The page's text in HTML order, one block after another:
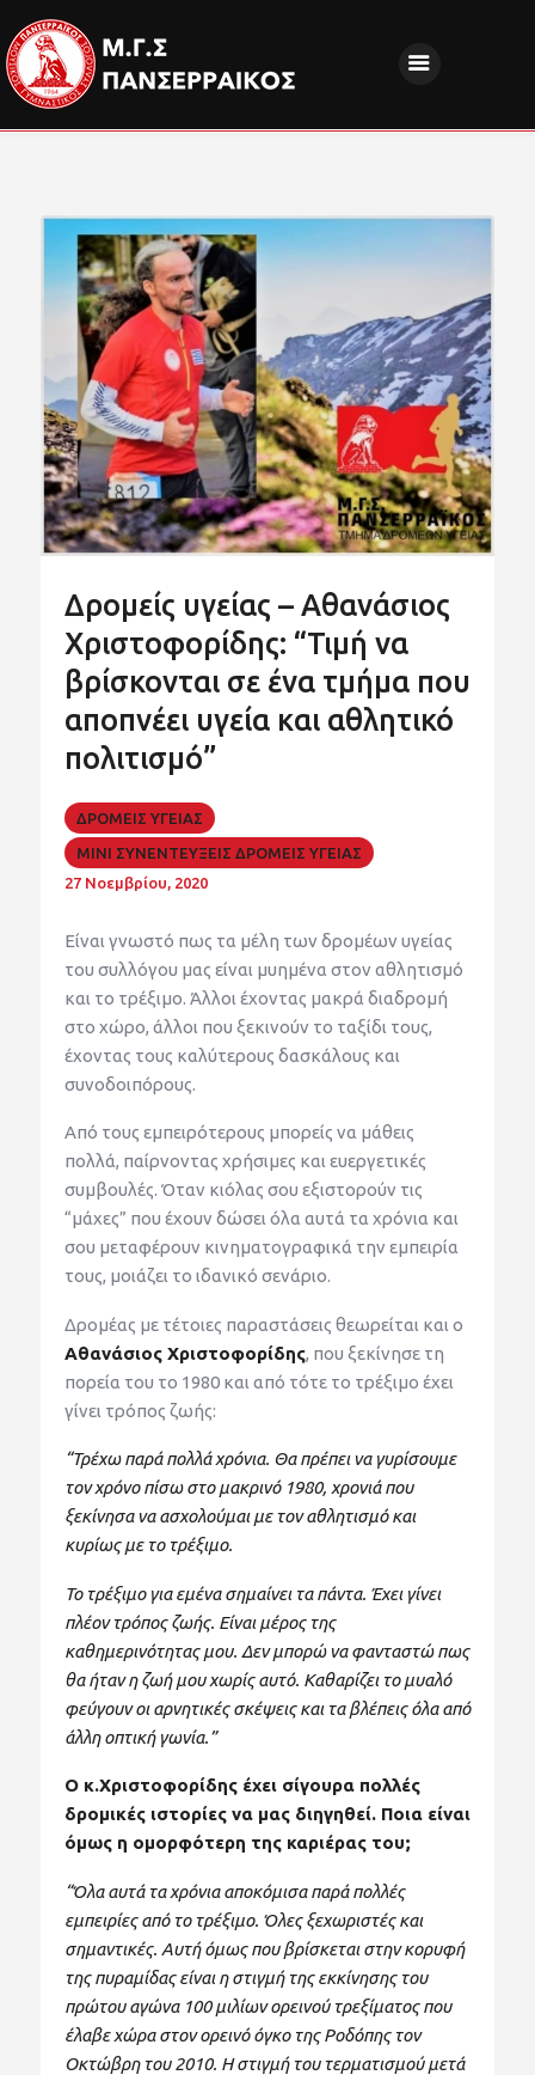
ΑΚΑΔΗΜΙΕΣ
ΦΙΛΑΘΛΟΙ
EUROPEAN PROGRAMS
ΚΟΙΝΩΝΙΚΗ ΕΥΘΥΝΗ
ΧΟΡΗΓΟΙ
FANZONE
Δρομείς υγείας – Αθανάσιος
Χριστοφορίδης: “Τιμή να
βρίσκονται σε ένα τμήμα που
αποπνέει υγεία και αθλητικό
πολιτισμό”
ΔΡΟΜΕΙΣ ΥΓΕΙΑΣ
ΜΙΝΙ ΣΥΝΕΝΤΕΥΞΕΙΣ ΔΡΟΜΕΙΣ ΥΓΕΙΑΣ
27 Νοεμβρίου, 2020
Είναι γνωστό πως τα μέλη των δρομέων υγείας
του συλλόγου μας είναι μυημένα στον αθλητισμό
και το τρέξιμο. Άλλοι έχοντας μακρά διαδρομή
στο χώρο, άλλοι που ξεκινούν το ταξίδι τους,
έχοντας τους καλύτερους δασκάλους και
συνοδοιπόρους.
Από τους εμπειρότερους μπορείς να μάθεις
πολλά, παίρνοντας χρήσιμες και ευεργετικές
συμβουλές. Όταν κιόλας σου εξιστορούν τις
“μάχες” που έχουν δώσει όλα αυτά τα χρόνια και
σου μεταφέρουν κινηματογραφικά την εμπειρία
τους, μοιάζει το ιδανικό σενάριο.
Δρομέας με τέτοιες παραστάσεις θεωρείται και ο
Αθανάσιος Χριστοφορίδης, που ξεκίνησε τη
πορεία του το 1980 και από τότε το τρέξιμο έχει
γίνει τρόπος ζωής:
“Τρέχω παρά πολλά χρόνια. Θα πρέπει να γυρίσουμε
τον χρόνο πίσω στο μακρινό 1980, χρονιά που
ξεκίνησα να ασχολούμαι με τον αθλητισμό και
κυρίως με το τρέξιμο.
Το τρέξιμο για εμένα σημαίνει τα πάντα. Έχει γίνει
πλέον τρόπος ζωής. Είναι μέρος της
καθημερινότητας μου. Δεν μπορώ να φανταστώ πως
θα ήταν η ζωή μου χωρίς αυτό. Καθαρίζει το μυαλό
φεύγουν οι αρνητικές σκέψεις και τα βλέπεις όλα από
άλλη οπτική γωνία.”
O κ.Χριστοφορίδης έχει σίγουρα πολλές
δρομικές ιστορίες να μας διηγηθεί. Ποια είναι
όμως η ομορφότερη της καριέρας του;
“Όλα αυτά τα χρόνια αποκόμισα παρά πολλές
εμπειρίες από το τρέξιμο. Όλες ξεχωριστές και
σημαντικές. Αυτή όμως που βρίσκεται στην κορυφή
της πυραμίδας είναι η στιγμή της εκκίνησης του
πρώτου αγώνα 100 μιλίων ορεινού τρεξίματος που
έλαβε χώρα στον ορεινό όγκο της Ροδόπης τον
Οκτώβρη του 2010. Η στιγμή του τερματισμού μετά